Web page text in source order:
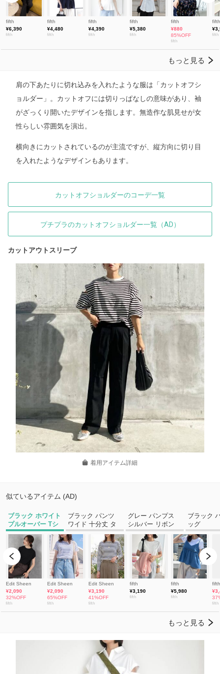
肩の下あたりに切れ込みを入れたような服は「カットオフシ
ョルダー」。カットオフには切りっぱなしの意味があり、袖
がざっくり開いたデザインを指します。無造作な肌見せが女
性らしい雰囲気を演出。
横向きにカットされているのが主流ですが、縦方向に切り目
を入れたようなデザインもあります。
カットオフショルダーのコーデ一覧
プチプラのカットオフショルダー一覧（AD）
カットアウトスリーブ
着用アイテム詳細